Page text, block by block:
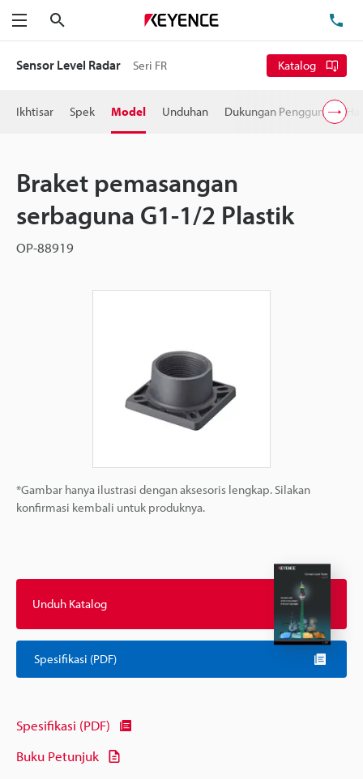
Menu
Sensor Level Radar Seri FR Katalog
Ikhtisar Spek Model Unduhan Dukungan Pengguna
Braket pemasangan
serbaguna G1-1/2 Plastik
OP-88919
*Gambar hanya ilustrasi dengan aksesoris lengkap. Silakan
konfirmasi kembali untuk produknya.
Unduh Katalog
Spesifikasi (PDF)
Spesifikasi (PDF)
Buku Petunjuk